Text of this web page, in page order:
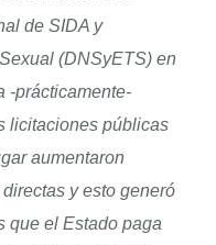
de SIDA y
(DNSyETS) en
-prácticamente-
licitaciones públicas
aumentaron
y esto generó
que el Estado paga